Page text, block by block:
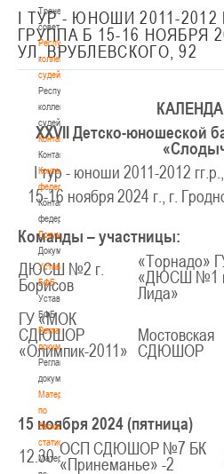
Тренерский
совет
Республиканская
коллегия
судей
Республиканская
коллегия
судей
Контакты
Контакты
Контакты
федерации
Контакты
федерации
Документы
Документы
Устав
БФБ
Устав
БФБ
Регламентирующие
документы
Регламентирующие
документы
Материалы
по
баскетбольной
статистике
Материалы
I ТУР - ЮНОШИ 2011-2012
ГРУППА Б 15-16 НОЯБРЯ
УЛ. ВРУБЛЕВСКОГО, 92
XXVII Детско-юношеской
I тур - юноши 2011-2012
15-16 ноября 2024 г., г.
Команды – участницы:
ДЮСШ №2 г.
Борисов
«Торнадо»
«ДЮСШ №1
Лида»
ГУ «МОК
СДЮШОР
«Олимпик-2011»
Мостовская
СДЮШОР
15 ноября 2024 (пятница)
12.30 ОСП СДЮШОР №7 БК
«Принеманье» -2